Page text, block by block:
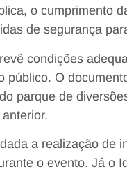
o cumprimento
de segurança
condições
público. O
parque de
a realização de
o evento. Já o